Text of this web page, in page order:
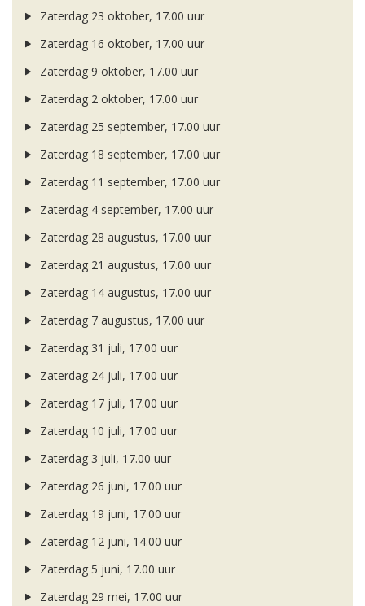
Zaterdag 23 oktober, 17.00 uur
Zaterdag 16 oktober, 17.00 uur
Zaterdag 9 oktober, 17.00 uur
Zaterdag 2 oktober, 17.00 uur
Zaterdag 25 september, 17.00 uur
Zaterdag 18 september, 17.00 uur
Zaterdag 11 september, 17.00 uur
Zaterdag 4 september, 17.00 uur
Zaterdag 28 augustus, 17.00 uur
Zaterdag 21 augustus, 17.00 uur
Zaterdag 14 augustus, 17.00 uur
Zaterdag 7 augustus, 17.00 uur
Zaterdag 31 juli, 17.00 uur
Zaterdag 24 juli, 17.00 uur
Zaterdag 17 juli, 17.00 uur
Zaterdag 10 juli, 17.00 uur
Zaterdag 3 juli, 17.00 uur
Zaterdag 26 juni, 17.00 uur
Zaterdag 19 juni, 17.00 uur
Zaterdag 12 juni, 14.00 uur
Zaterdag 5 juni, 17.00 uur
Zaterdag 29 mei, 17.00 uur